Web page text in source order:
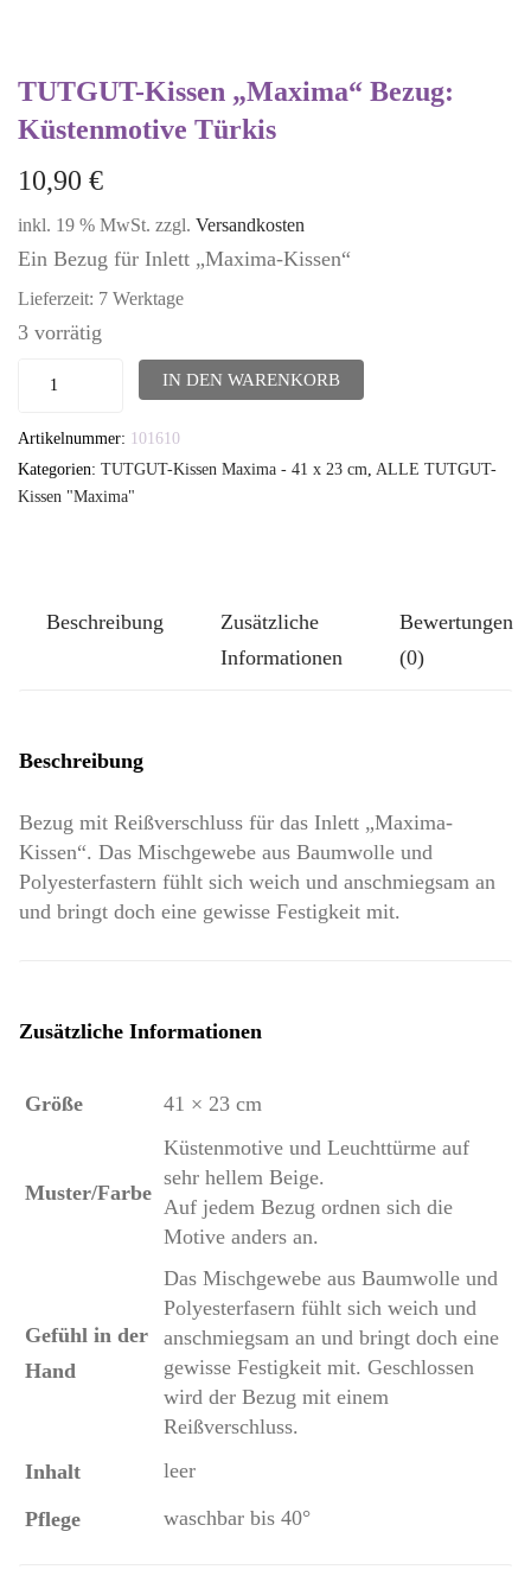
TUTGUT-Kissen „Maxima“ Bezug:
Küstenmotive Türkis
10,90 €
inkl. 19 % MwSt. zzgl. Versandkosten
Ein Bezug für Inlett „Maxima-Kissen“
Lieferzeit: 7 Werktage
3 vorrätig
TUTGUT-
"Maxima"
Bezug:
IN DEN WARENKORB
Artikelnummer: 101610
Kategorien: TUTGUT-Kissen Maxima - 41 x 23 cm ALLE TUTGUT-
Kissen "Maxima"
Beschreibung
Zusätzliche
Informationen
Bewertungen
(0)
Beschreibung
Bezug mit Reißverschluss für das Inlett „Maxima-
Kissen“. Das Mischgewebe aus Baumwolle und
Polyesterfastern fühlt sich weich und anschmiegsam an
und bringt doch eine gewisse Festigkeit mit.
Zusätzliche Informationen
Größe 41 × 23 cm
Muster/Farbe
Küstenmotive und Leuchttürme auf
sehr hellem Beige.
Auf jedem Bezug ordnen sich die
Motive anders an.
Gefühl in der
Hand
Das Mischgewebe aus Baumwolle und
Polyesterfasern fühlt sich weich und
anschmiegsam an und bringt doch eine
gewisse Festigkeit mit. Geschlossen
wird der Bezug mit einem
Reißverschluss.
Inhalt
leer
Pflege waschbar bis 40°